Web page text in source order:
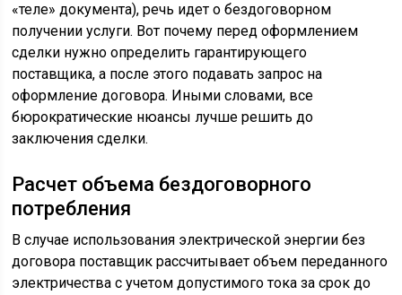
«теле» документа), речь идет о бездоговорном
получении услуги. Вот почему перед оформлением
сделки нужно определить гарантирующего
поставщика, а после этого подавать запрос на
оформление договора. Иными словами, все
бюрократические нюансы лучше решить до
заключения сделки.
Расчет объема бездоговорного
потребления
В случае использования электрической энергии без
договора поставщик рассчитывает объем переданного
электричества с учетом допустимого тока за срок до